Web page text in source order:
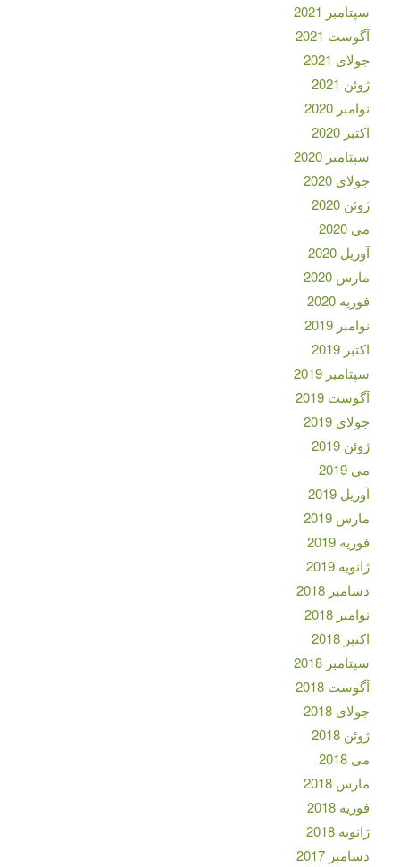
سپتامبر 2021
آگوست 2021
جولای 2021
ژوئن 2021
نوامبر 2020
اکتبر 2020
سپتامبر 2020
جولای 2020
ژوئن 2020
می 2020
آوریل 2020
مارس 2020
فوریه 2020
نوامبر 2019
اکتبر 2019
سپتامبر 2019
آگوست 2019
جولای 2019
ژوئن 2019
می 2019
آوریل 2019
مارس 2019
فوریه 2019
ژانویه 2019
دسامبر 2018
نوامبر 2018
اکتبر 2018
سپتامبر 2018
آگوست 2018
جولای 2018
ژوئن 2018
می 2018
مارس 2018
فوریه 2018
ژانویه 2018
دسامبر 2017